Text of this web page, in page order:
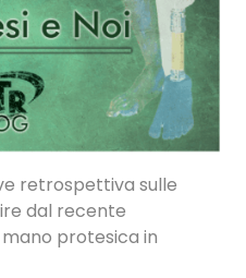
retrospettiva sulle
dal recente
protesica in